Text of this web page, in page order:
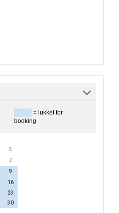
= lukket for
booking
S
2
9
16
23
30